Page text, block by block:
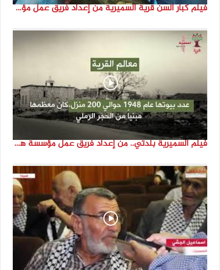
فيلم كبار السن قرية السميرية من إعداد فريق عمل مؤسسة هوية
فيلم السميرية بلدتي.. من إعداد فريق عمل مؤسسة هوية